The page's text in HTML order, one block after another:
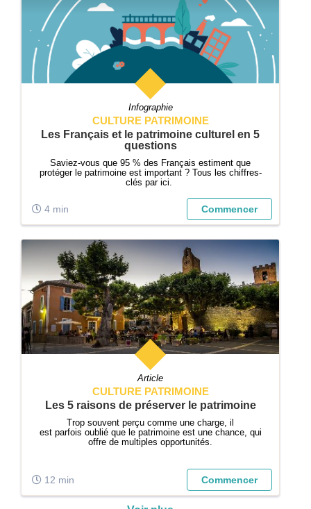
Infographie
CULTURE PATRIMOINE
Les Français et le patrimoine culturel en 5
questions
Saviez-vous que 95 % des Français estiment que
protéger le patrimoine est important ? Tous les chiffres-
clés par ici.
4 min Commencer
Article
CULTURE PATRIMOINE
Les 5 raisons de préserver le patrimoine
Trop souvent perçu comme une charge, il
est parfois oublié que le patrimoine est une chance, qui
offre de multiples opportunités.
12 min Commencer